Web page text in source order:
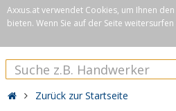
Axxus.at verwendet Cookies, um Ihnen
bieten. Wenn Sie auf der Seite
Zurück zur Startseite